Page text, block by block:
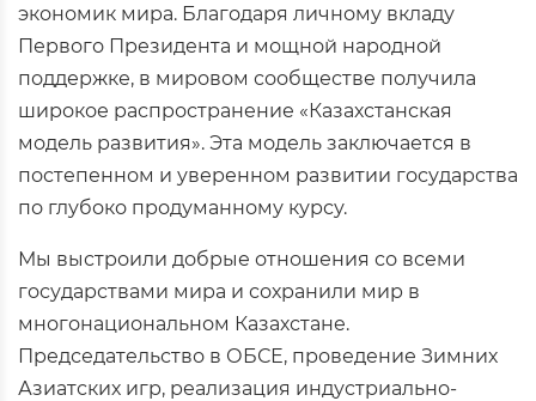
экономик мира. Благодаря личному вкладу
Первого Президента и мощной народной
поддержке, в мировом сообществе получила
широкое распространение «Казахстанская
модель развития». Эта модель заключается в
постепенном и уверенном развитии государства
по глубоко продуманному курсу.
Мы выстроили добрые отношения со всеми
государствами мира и сохранили мир в
многонациональном Казахстане.
Председательство в ОБСЕ, проведение Зимних
Азиатских игр, реализация индустриально-